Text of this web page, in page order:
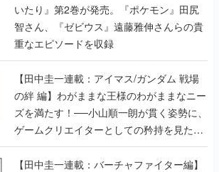
いたり』第2巻が発売。『ポケモン』田尻
智さん、『ゼビウス』遠藤雅伸さんらの貴
重なエピソードを収録
【田中圭一連載：アイマス/ガンダム 戦場
の絆 編】わがままな王様のわがままなニー
ズを満たす！──小山順一朗が貫く姿勢に、
ゲームクリエイターとしての矜持を見た
【若ゲのいたり最終回】
【田中圭一連載：バーチャファイター編】